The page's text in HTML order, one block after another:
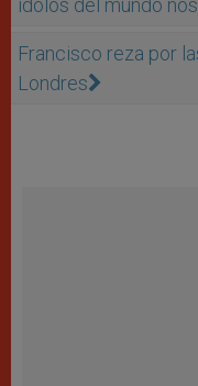
ídolos del mundo
Francisco reza por
Londres